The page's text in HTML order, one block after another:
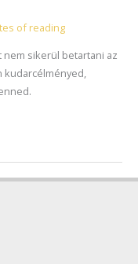
of reading
sikerül betartani az
kudarcélményed,